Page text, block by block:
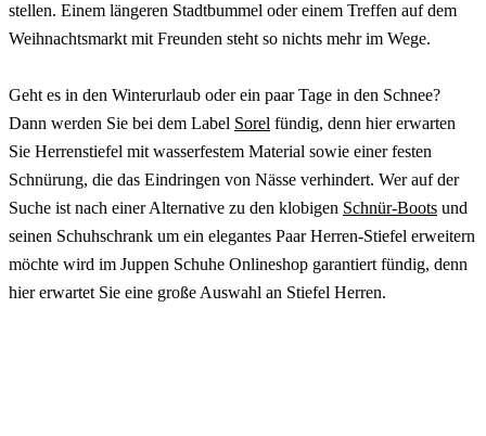
stellen. Einem längeren Stadtbummel oder einem Treffen auf dem
Weihnachtsmarkt mit Freunden steht so nichts mehr im Wege.
Geht es in den Winterurlaub oder ein paar Tage in den Schnee?
Dann werden Sie bei dem Label Sorel fündig, denn hier erwarten
Sie Herrenstiefel mit wasserfestem Material sowie einer festen
Schnürung, die das Eindringen von Nässe verhindert. Wer auf der
Suche ist nach einer Alternative zu den klobigen Schnür-Boots und
seinen Schuhschrank um ein elegantes Paar Herren-Stiefel erweitern
möchte wird im Juppen Schuhe Onlineshop garantiert fündig, denn
hier erwartet Sie eine große Auswahl an Stiefel Herren.